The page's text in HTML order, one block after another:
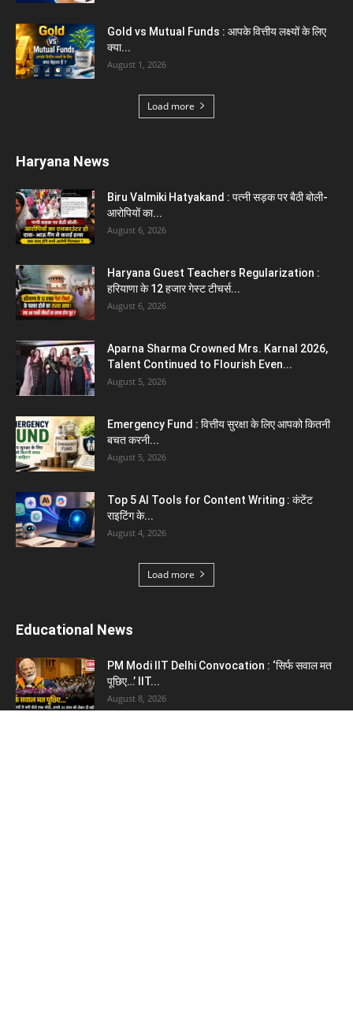
Gold vs Mutual Funds : आपके वित्तीय लक्ष्यों के लिए
क्या...
August 1, 2026
Load more
Haryana News
Biru Valmiki Hatyakand : पत्नी सड़क पर बैठी बोली-
आरोपियों का...
August 6, 2026
Haryana Guest Teachers Regularization :
हरियाणा के 12 हजार गेस्ट टीचर्स...
August 6, 2026
Aparna Sharma Crowned Mrs. Karnal 2026,
Talent Continued to Flourish Even...
August 5, 2026
Emergency Fund : वित्तीय सुरक्षा के लिए आपको कितनी
बचत करनी...
August 5, 2026
Top 5 AI Tools for Content Writing : कंटेंट
राइटिंग के...
August 4, 2026
Load more
Educational News
PM Modi IIT Delhi Convocation : ‘सिर्फ सवाल मत
पूछिए…’ IIT...
August 8, 2026